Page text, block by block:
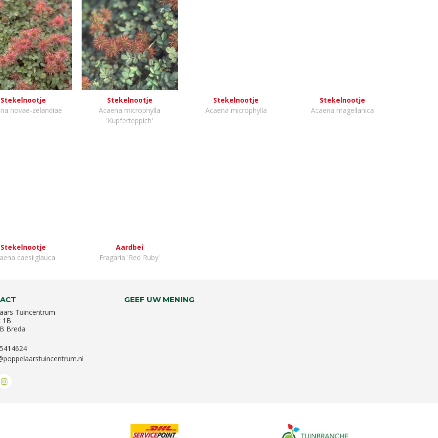
Stekelnootje
novae-zelandiae
Stekelnootje
Acaena microphylla
'Kupferteppich'
Stekelnootje
Acaena microphylla
Stekelnootje
Acaena magellanica
Stekelnootje
caesiiglauca
Aardbei
Fragaria 'Red Ruby'
Tuincentrum
1B
Breda
GEEF UW MENING